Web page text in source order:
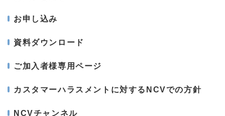
お申し込み
資料ダウンロード
ご加入者様専用ページ
カスタマーハラスメントに対するNCVでの方針
NCVチャンネル